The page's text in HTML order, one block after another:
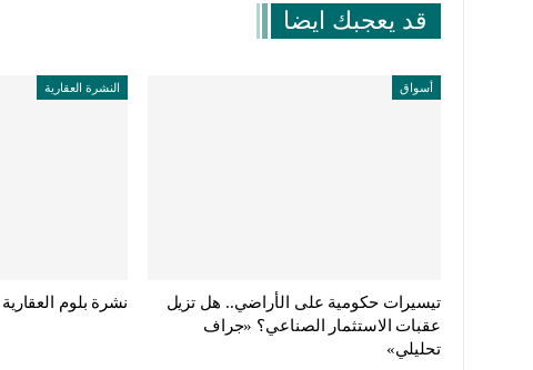
قد يعجبك ايضا
أسواق
تيسيرات حكومية على الأراضي.. هل تزيل
عقبات الاستثمار الصناعي؟ «جراف
تحليلي»
النشرة العقارية
نشرة بلوم العقارية –